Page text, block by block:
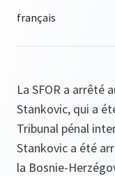
La SFOR a arrêté
Stankovic, qui a
Tribunal pénal
Stankovic a été
la Bosnie-